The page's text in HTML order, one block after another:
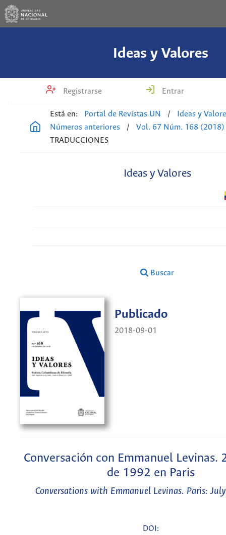
Ideas y Valores
Registrarse Entrar
Está en: Portal de Revistas UN /
Ideas y
Números anteriores
/
Vol. 67 Núm. 168 (2018)
TRADUCCIONES
Ideas y Valores
Buscar
Publicado
2018-09-01
Conversación con Emmanuel Levinas.
de 1992 en Paris
Conversations with Emmanuel Levinas. Paris:
DOI: